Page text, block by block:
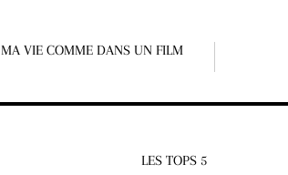
MA VIE COMME DANS UN FILM
LES TOPS 5